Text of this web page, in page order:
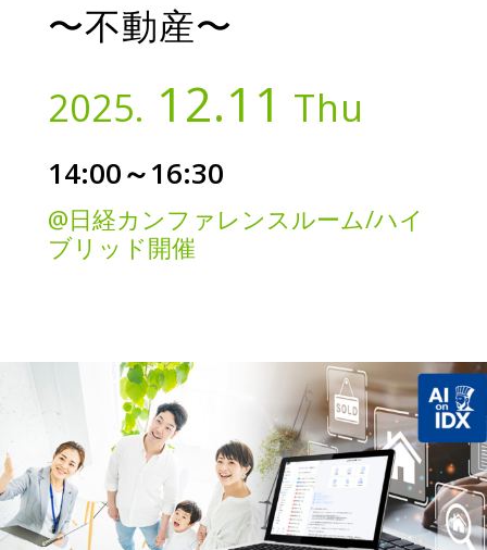
〜不動産〜
2025. 12.11 Thu
14:00～16:30
@日経カンファレンスルーム/ハイ
ブリッド開催